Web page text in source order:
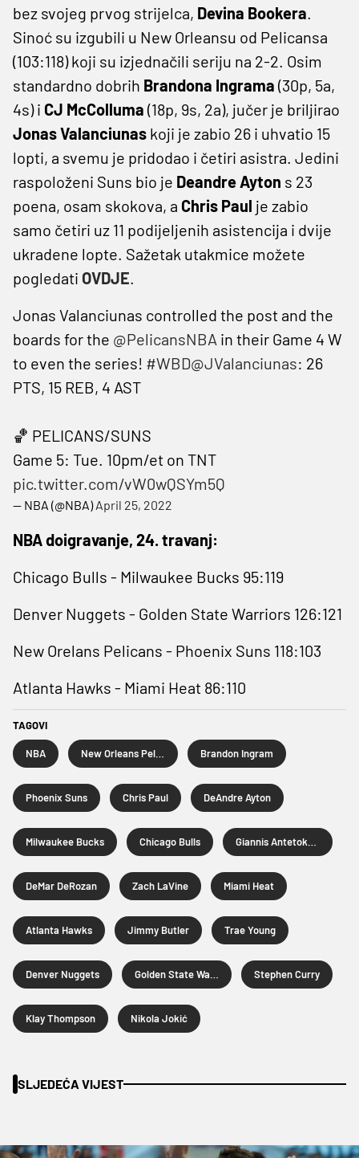
bez svojeg prvog strijelca, Devina Bookera.
Sinoć su izgubili u New Orleansu od Pelicansa
(103:118) koji su izjednačili seriju na 2-2. Osim
standardno dobrih Brandona Ingrama (30p, 5a,
4s) i CJ McColluma (18p, 9s, 2a), jučer je briljirao
Jonas Valanciunas koji je zabio 26 i uhvatio 15
lopti, a svemu je pridodao i četiri asistra. Jedini
raspoloženi Suns bio je Deandre Ayton s 23
poena, osam skokova, a Chris Paul je zabio
samo četiri uz 11 podijeljenih asistencija i dvije
ukradene lopte. Sažetak utakmice možete
pogledati OVDJE.
Jonas Valanciunas controlled the post and the
boards for the @PelicansNBA in their Game 4 W
to even the series! #WBD@JValanciunas: 26
PTS, 15 REB, 4 AST
🏀 PELICANS/SUNS
Game 5: Tue. 10pm/et on TNT
pic.twitter.com/vW0wQSYm5Q
— NBA (@NBA)April 25, 2022
NBA doigravanje, 24. travanj:
Chicago Bulls - Milwaukee Bucks 95:119
Denver Nuggets - Golden State Warriors 126:121
New Orelans Pelicans - Phoenix Suns 118:103
Atlanta Hawks - Miami Heat 86:110
TAGOVI
NBA Brandon Ingram
Phoenix Suns Chris Paul DeAndre Ayton
Milwaukee Bucks Chicago Bulls
DeMar DeRozan Zach LaVine Miami Heat
Atlanta Hawks Jimmy Butler Trae Young
Denver Nuggets Stephen Curry
Klay Thompson Nikola Jokić
SLJEDEĆA VIJEST